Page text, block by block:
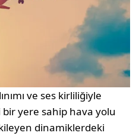
ve ses kirliliğiyle
yere sahip hava yolu
dinamiklerdeki